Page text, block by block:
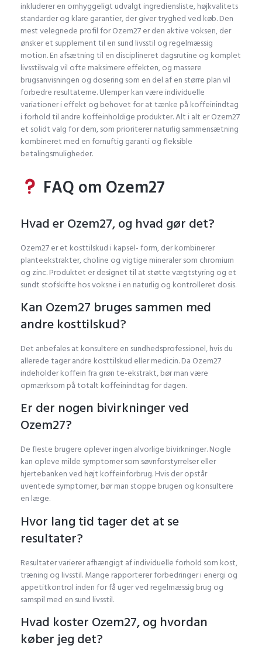
inkluderer en omhyggeligt udvalgt ingrediensliste, højkvalitets
standarder og klare garantier, der giver tryghed ved køb. Den
mest velegnede profil for Ozem27 er den aktive voksen, der
ønsker et supplement til en sund livsstil og regelmæssig
motion. En afsætning til en disciplineret dagsrutine og komplet
livsstilsvalg vil ofte maksimere effekten, og massere
brugsanvisningen og dosering som en del af en større plan vil
forbedre resultaterne. Ulemper kan være individuelle
variationer i effekt og behovet for at tænke på koffeinindtag
i forhold til andre koffeinholdige produkter. Alt i alt er Ozem27
et solidt valg for dem, som prioriterer naturlig sammensætning
kombineret med en fornuftig garanti og fleksible
betalingsmuligheder.
FAQ om Ozem27
Hvad er Ozem27, og hvad gør det?
Ozem27 er et kosttilskud i kapsel- form, der kombinerer
planteekstrakter, choline og vigtige mineraler som chromium
og zinc. Produktet er designet til at støtte vægtstyring og et
sundt stofskifte hos voksne i en naturlig og kontrolleret dosis.
Kan Ozem27 bruges sammen med
andre kosttilskud?
Det anbefales at konsultere en sundhedsprofessionel, hvis du
allerede tager andre kosttilskud eller medicin. Da Ozem27
indeholder koffein fra grøn te-ekstrakt, bør man være
opmærksom på totalt koffeinindtag for dagen.
Er der nogen bivirkninger ved
Ozem27?
De fleste brugere oplever ingen alvorlige bivirkninger. Nogle
kan opleve milde symptomer som søvnforstyrrelser eller
hjertebanken ved højt koffeinforbrug. Hvis der opstår
uventede symptomer, bør man stoppe brugen og konsultere
en læge.
Hvor lang tid tager det at se
resultater?
Resultater varierer afhængigt af individuelle forhold som kost,
træning og livsstil. Mange rapporterer forbedringer i energi og
appetitkontrol inden for få uger ved regelmæssig brug og
samspil med en sund livsstil.
Hvad koster Ozem27, og hvordan
køber jeg det?